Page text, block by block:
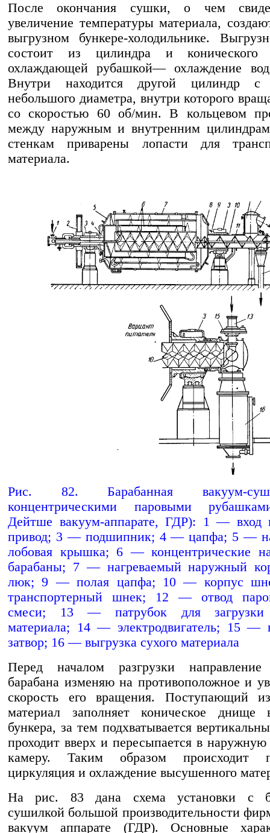
После окончания сушки, о чем
увеличение температуры материала,
выгрузном бункере-холодильнике.
состоит из цилиндра и
охлаждающей рубашкой— охлаждение
Внутри находится другой цилиндр с
небольшого диаметра, внутри которого
со скоростью 60 об/мин. В кольцевом
между наружным и внутренним
стенкам приварены лопасти для
материала.
Рис. 82. Барабанная вакуум-
концентрическими паровыми
Дейтше вакуум-аппарате, ГДР): 1 —
привод; 3 — подшипник; 4 — цапфа; 5 —
лобовая крышка; 6 — концентрические
барабаны; 7 — нагреваемый наружный
люк; 9 — полая цапфа; 10 — корпус
транспортерный шнек; 12 — отвод
смеси; 13 — патрубок для загрузки
материала; 14 — электродвигатель; 15 —
затвор; 16 — выгрузка сухого материала
Перед началом разгрузки направление
барабана изменяю на противоположное и
скорость его вращения. Поступающий
материал заполняет коническое днище
бункера, за тем подхватывается
проходит вверх и пересыпается в наружную
камеру. Таким образом происходит
циркуляция и охлаждение высушенного
На рис. 83 дана схема установки с
сушилкой большой производительности
вакуум аппарате (ГДР). Основные